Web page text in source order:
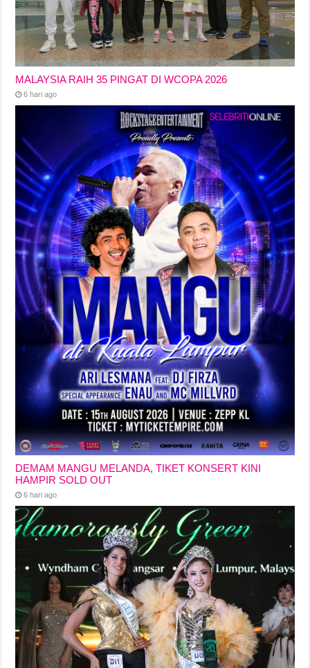
MALAYSIA RAIH 35 PINGAT DI WCOPA 2026
6 hari ago
DEMAM MANGU MELANDA, TIKET KONSERT KINI
HAMPIR SOLD OUT
6 hari ago